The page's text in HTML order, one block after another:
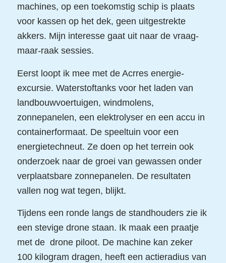
machines, op een toekomstig schip is plaats
voor kassen op het dek, geen uitgestrekte
akkers. Mijn interesse gaat uit naar de vraag-
maar-raak sessies.
Eerst loopt ik mee met de Acrres energie-
excursie. Waterstoftanks voor het laden van
landbouwvoertuigen, windmolens,
zonnepanelen, een elektrolyser en een accu in
containerformaat. De speeltuin voor een
energietechneut. Ze doen op het terrein ook
onderzoek naar de groei van gewassen onder
verplaatsbare zonnepanelen. De resultaten
vallen nog wat tegen, blijkt.
Tijdens een ronde langs de standhouders zie ik
een stevige drone staan. Ik maak een praatje
met de drone piloot. De machine kan zeker
100 kilogram dragen, heeft een actieradius van